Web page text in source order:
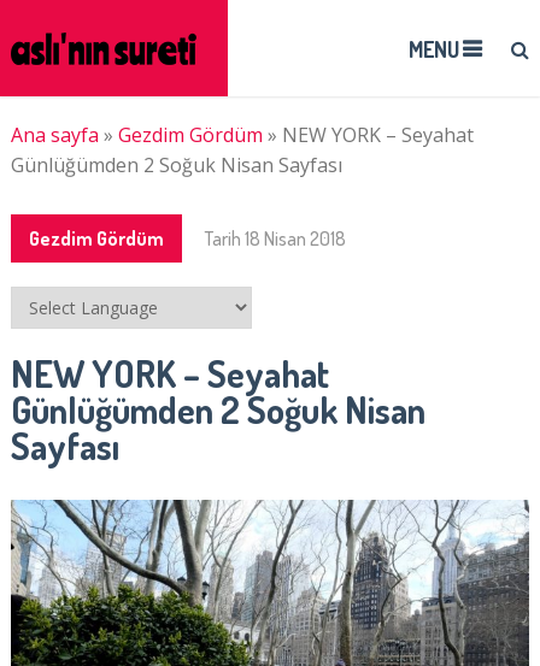
MENU
Ana sayfa » Gezdim Gördüm » NEW YORK – Seyahat
Günlüğümden 2 Soğuk Nisan Sayfası
Gezdim Gördüm Tarih 18 Nisan 2018
NEW YORK – Seyahat
Günlüğümden 2 Soğuk Nisan
Sayfası